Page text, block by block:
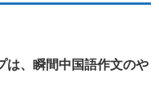
は、瞬間中国語作文のや